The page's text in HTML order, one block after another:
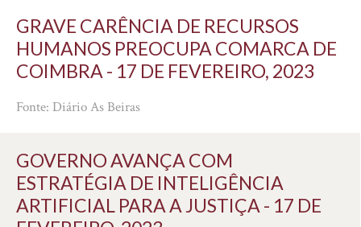
GRAVE CARÊNCIA DE RECURSOS
HUMANOS PREOCUPA COMARCA DE
COIMBRA - 17 DE FEVEREIRO, 2023
Fonte: Diário As Beiras
GOVERNO AVANÇA COM
ESTRATÉGIA DE INTELIGÊNCIA
ARTIFICIAL PARA A JUSTIÇA - 17 DE